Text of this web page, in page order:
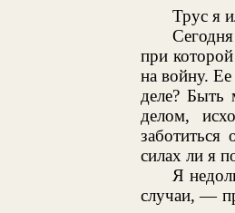
Трус я
при
на войну.
деле? Быть
делом,
силах ли я
Я
случаи, —